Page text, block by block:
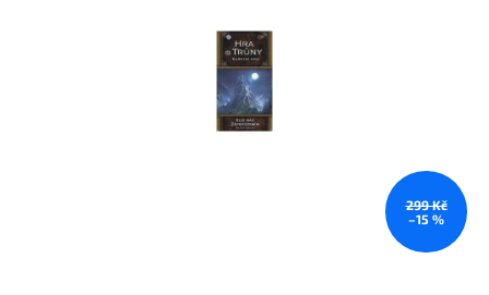
299 Kč
–15 %